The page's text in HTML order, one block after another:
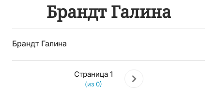
Брандт Галина
Брандт Галина
Страница 1
(из 0)